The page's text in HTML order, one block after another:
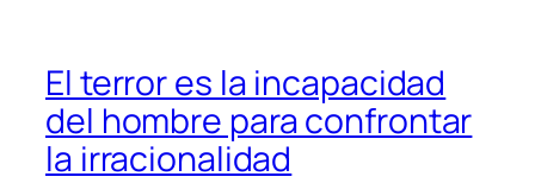
El terror es la incapacidad
del hombre para confrontar
la irracionalidad